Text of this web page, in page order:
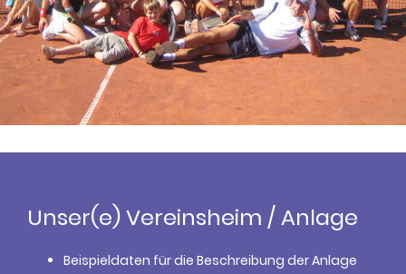
Unser(e) Vereinsheim / Anlage
Beispieldaten für die Beschreibung der Anlage